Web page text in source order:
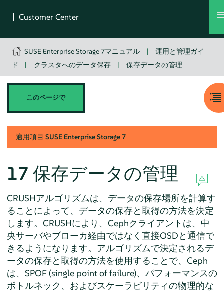
SUSE Enterprise Storage 7マニュアル |
運用と管理ガイ
ド
| クラスタへのデータ保存 | 保存データの管理
このページで
適用項目 SUSE Enterprise Storage7
17 保存データの管理
CRUSHアルゴリズムは、データの保存場所を計算す
ることによって、データの保存と取得の方法を決定
します。CRUSHにより、Cephクライアントは、中
央サーバやブローカ経由ではなく直接OSDと通信で
きるようになります。アルゴリズムで決定されるデ
ータの保存と取得の方法を使用することで、Ceph
は、SPOF (single point of failure)、パフォーマンスの
ボトルネック、およびスケーラビリティの物理的な